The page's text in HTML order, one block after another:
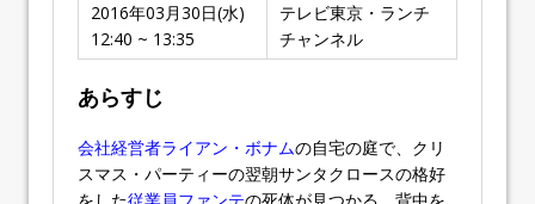
2016年03月30日(水)
12:40 ~ 13:35
テレビ東京・ランチ
チャンネル
あらすじ
会社経営者ライアン・ボナムの自宅の庭で、クリ
スマス・パーティーの翌朝サンタクロースの格好